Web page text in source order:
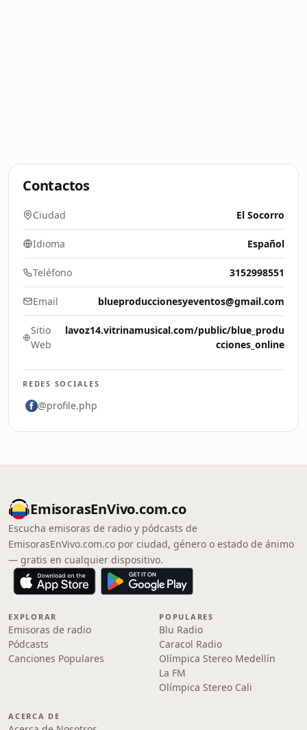
Contactos
Ciudad El Socorro
Idioma Español
Teléfono 3152998551
Email blueproduccionesyeventos@gmail.com
Sitio
Web
lavoz14.vitrinamusical.com/public/blue_produ
cciones_online
REDES SOCIALES
@profile.php
EmisorasEnVivo.com.co
Escucha emisoras de radio y pódcasts de
EmisorasEnVivo.com.co por ciudad, género o estado de ánimo
— gratis en cualquier dispositivo.
EXPLORAR
Emisoras de radio
Pódcasts
Canciones Populares
POPULARES
Blu Radio
Caracol Radio
Olímpica Stereo Medellín
La FM
Olímpica Stereo Cali
ACERCA DE